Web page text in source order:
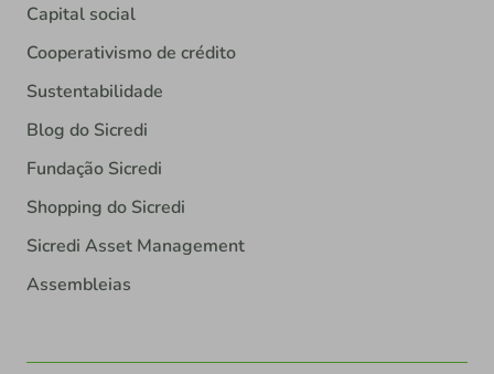
Capital social
Cooperativismo de crédito
Sustentabilidade
Blog do Sicredi
Fundação Sicredi
Shopping do Sicredi
Sicredi Asset Management
Assembleias